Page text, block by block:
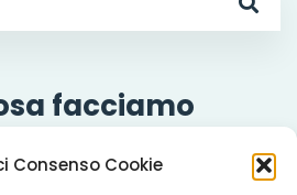
Consenso Cookie
facciamo